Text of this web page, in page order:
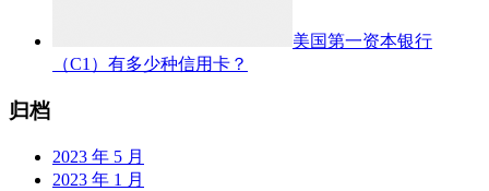
美国第一资本银行
（C1）有多少种信用卡？
归档
2023 年 5 月
2023 年 1 月